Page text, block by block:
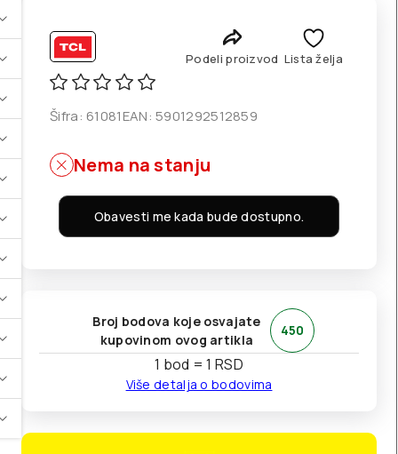
Podeli proizvod Lista želja
Šifra: 61081EAN:5901292512859
Nema na stanju
Obavesti me kada bude dostupno.
Broj bodova koje osvajate
kupovinom ovog artikla
450
1 bod = 1 RSD
Više detalja o bodovima